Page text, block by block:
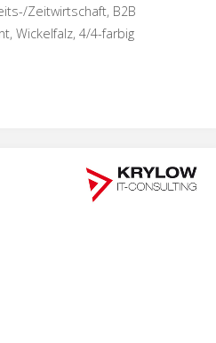
Zeitwirtschaft, B2B
Wickelfalz, 4/4-farbig